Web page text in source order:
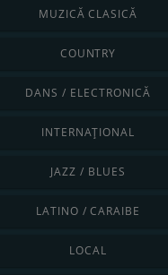
MUZICĂ CLASICĂ
COUNTRY
DANS / ELECTRONICĂ
INTERNAȚIONAL
JAZZ / BLUES
LATINO / CARAIBE
LOCAL